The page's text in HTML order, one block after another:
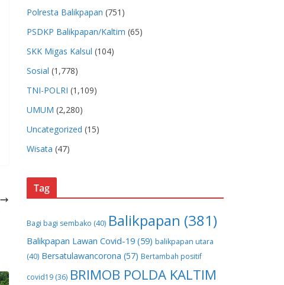
Polresta Balikpapan (751)
PSDKP Balikpapan/Kaltim (65)
SKK Migas Kalsul (104)
Sosial (1,778)
TNI-POLRI (1,109)
UMUM (2,280)
Uncategorized (15)
Wisata (47)
Tag
Bagi bagi sembako (40) Balikpapan (381)
Balikpapan Lawan Covid-19 (59) balikpapan utara
(40) Bersatulawancorona (57) Bertambah positif
covid19 (36) BRIMOB POLDA KALTIM